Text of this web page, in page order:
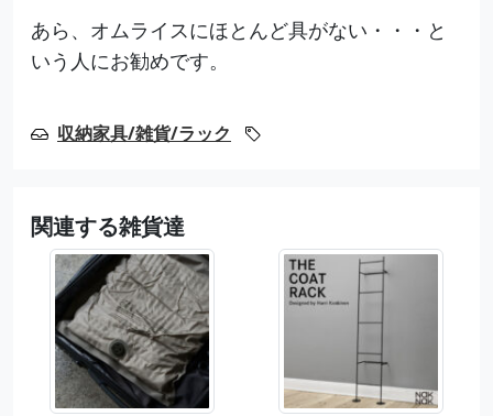
あら、オムライスにほとんど具がない・・・と
いう人にお勧めです。
収納家具/雑貨/ラック
関連する雑貨達